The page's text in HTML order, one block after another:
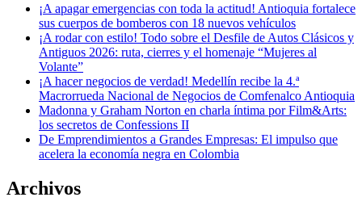
¡A apagar emergencias con toda la actitud! Antioquia fortalece
sus cuerpos de bomberos con 18 nuevos vehículos
¡A rodar con estilo! Todo sobre el Desfile de Autos Clásicos y
Antiguos 2026: ruta, cierres y el homenaje “Mujeres al
Volante”
¡A hacer negocios de verdad! Medellín recibe la 4.ª
Macrorrueda Nacional de Negocios de Comfenalco Antioquia
Madonna y Graham Norton en charla íntima por Film&Arts:
los secretos de Confessions II
De Emprendimientos a Grandes Empresas: El impulso que
acelera la economía negra en Colombia
Archivos